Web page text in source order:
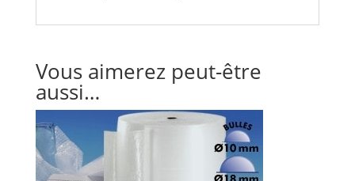
Vous aimerez peut-être
aussi…